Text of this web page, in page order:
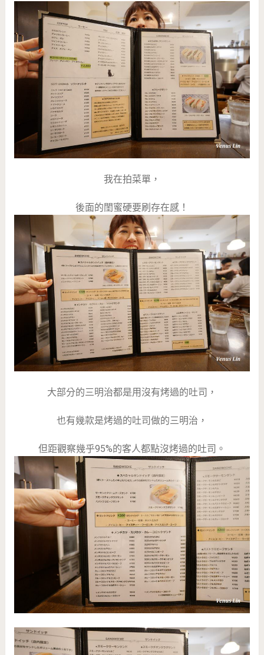
我在拍菜單，
後面的閨蜜硬要刷存在感！
大部分的三明治都是用沒有烤過的吐司，
也有幾款是烤過的吐司做的三明治，
但距觀察幾乎95%的客人都點沒烤過的吐司。